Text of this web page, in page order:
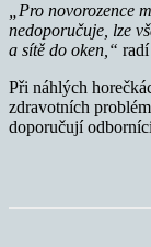
„Pro novorozence
nedoporučuje, lze
a sítě do oken,“
Při náhlých
zdravotních
doporučují